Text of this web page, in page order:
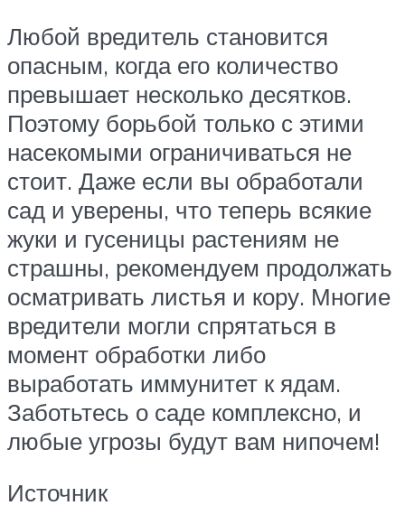
Любой вредитель становится
опасным, когда его количество
превышает несколько десятков.
Поэтому борьбой только с этими
насекомыми ограничиваться не
стоит. Даже если вы обработали
сад и уверены, что теперь всякие
жуки и гусеницы растениям не
страшны, рекомендуем продолжать
осматривать листья и кору. Многие
вредители могли спрятаться в
момент обработки либо
выработать иммунитет к ядам.
Заботьтесь о саде комплексно, и
любые угрозы будут вам нипочем!
Источник